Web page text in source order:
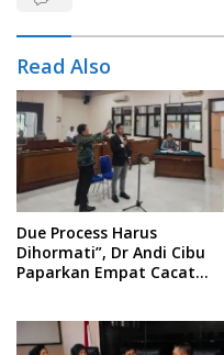
Read Also
Due Process Harus
Dihormati”, Dr Andi Cibu
Paparkan Empat Cacat